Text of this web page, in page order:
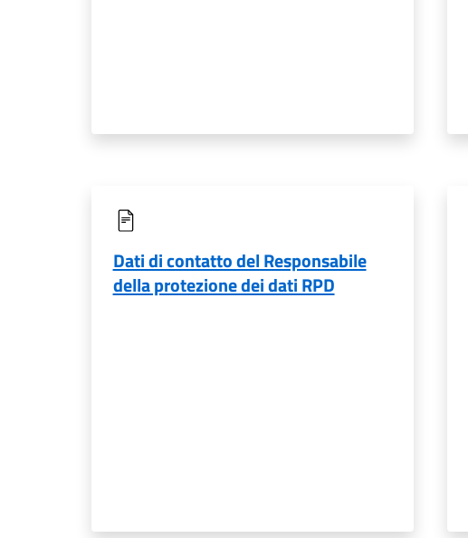
Dati di contatto del Responsabile
della protezione dei dati RPD